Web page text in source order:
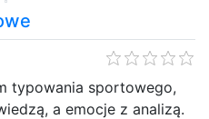
typowania sportowego,
a emocje z analizą.